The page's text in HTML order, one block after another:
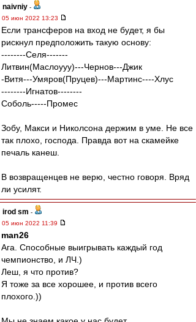
naivniy -
05 июн 2022 13:23
Если трансферов на вход не будет, я бы
рискнул предположить такую основу:
--------Селя-------
Литвин(Маслоууу)---Чернов---Джик
-Витя---Умяров(Пруцев)---Мартинс----Хлус
--------Игнатов--------
Соболь-----Промес
Зобу, Макси и Николсона держим в уме. Не все
так плохо, господа. Правда вот на скамейке
печаль канеш.
В возвращенцев не верю, честно говоря. Вряд
ли усилят.
irod sm -
05 июн 2022 11:39
man26
Ага. Способные выигрывать каждый год
чемпионство, и ЛЧ.)
Леш, я что против?
Я тоже за все хорошее, и против всего
плохого.))